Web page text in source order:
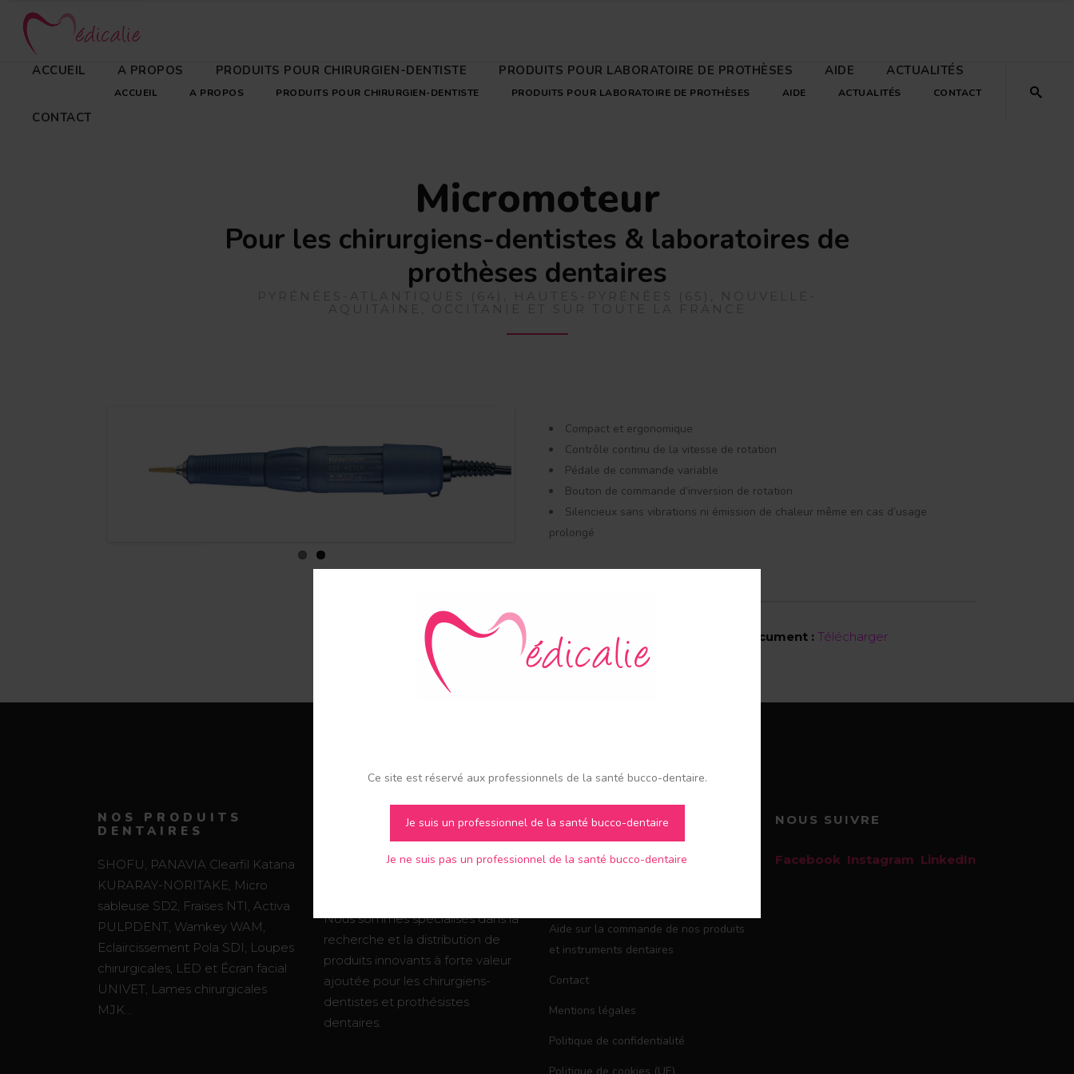
Ce site est réservé aux professionnels de la santé bucco-dentaire.
Je suis un professionnel de la santé bucco-dentaire
Je ne suis pas un professionnel de la santé bucco-dentaire
ACCUEIL A PROPOS PRODUITS POUR CHIRURGIEN-DENTISTE PRODUITS POUR LABORATOIRE DE PROTHÈSES AIDE ACTUALITÉS CONTACT
ACCUEIL A PROPOS PRODUITS POUR CHIRURGIEN-DENTISTE PRODUITS POUR LABORATOIRE DE PROTHÈSES AIDE ACTUALITÉS
CONTACT
Micromoteur
Pour les chirurgiens-dentistes & laboratoires de
prothèses dentaires
Compact et ergonomique
Contrôle continu de la vitesse de rotation
Pédale de commande variable
Bouton de commande d’inversion de rotation
Silencieux sans vibrations ni émission de chaleur même en cas d’usage
prolongé
Usage Instruments rotatifs Document : Télécharger
NOS PRODUITS
DENTAIRES
SHOFU, PANAVIA Clearfil Katana
KURARAY-NORITAKE, Micro
sableuse SD2, Fraises NTI, Activa
PULPDENT, Wamkey WAM,
Eclaircissement Pola SDI, Loupes
chirurgicales, LED et Écran facial
UNIVET, Lames chirurgicales
MJK…
MÉDICALIE,
FOURNISSEUR POUR
CABINETS
DENTAIRES ET
Nous sommes spécialisés dans la
recherche et la distribution de
produits innovants à forte valeur
ajoutée pour les chirurgiens-
dentistes et prothésistes
dentaires.
INFOS PRATIQUES
SUR MÉDICALIE À
PAU DANS LE BÉARN
Aide sur la commande de nos produits
et instruments dentaires
Contact
Mentions légales
Politique de confidentialité
Politique de cookies (UE)
NOUS SUIVRE
Facebook Instagram LinkedIn